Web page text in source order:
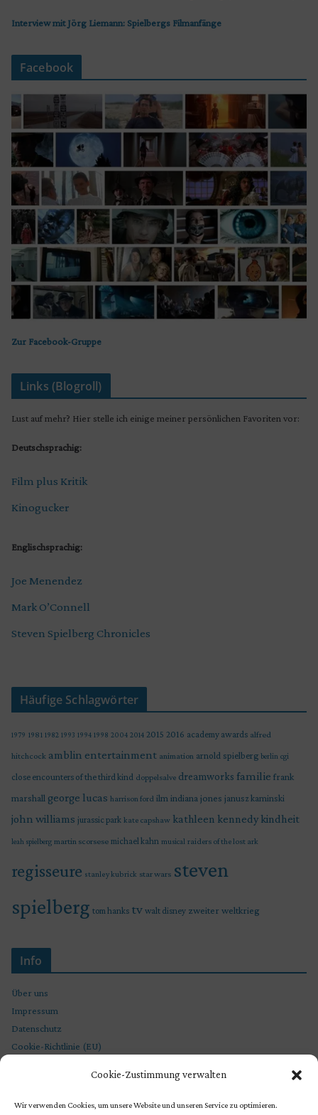
Cookie-Zustimmung verwalten
Wir verwenden Cookies, um unsere Website und unseren Service zu optimieren.
Interview mit Jörg Liemann: Spielbergs Filmanfänge
Facebook
Zur Facebook-Gruppe
Links (Blogroll)
Lust auf mehr? Hier stelle ich einige meiner persönlichen Favoriten vor:
Deutschsprachig:
Film plus Kritik
Kinogucker
Englischsprachig:
Joe Menendez
Mark O’Connell
Steven Spielberg Chronicles
Häufige Schlagwörter
1979 1981 1982 1993 1994 1998 2004 2014 2015 2016 academy awards alfred
hitchcock amblin entertainment animation arnold spielberg berlin cgi
close encounters of the third kind doppelsalve dreamworks familie frank
marshall george lucas harrison ford ilm indiana jones janusz kaminski
john williams jurassic park kate capshaw kathleen kennedy kindheit
leah spielberg martin scorsese michael kahn musical raiders of the lost ark
regisseure stanley kubrick star wars steven
spielberg tom hanks tv walt disney zweiter weltkrieg
Info
Über uns
Impressum
Datenschutz
Cookie-Richtlinie (EU)